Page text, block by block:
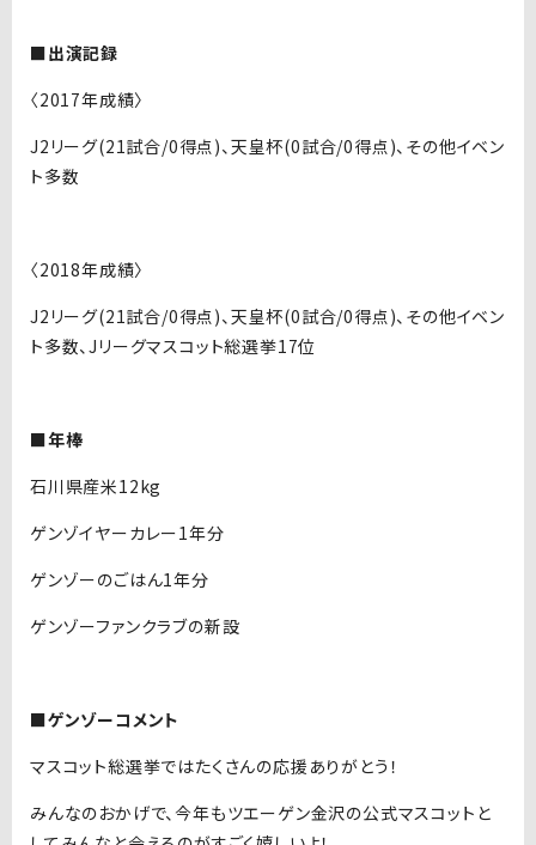
■出演記録
〈2017年成績〉
J2リーグ(21試合/0得点)、天皇杯(0試合/0得点)、その他イベン
ト多数
〈2018年成績〉
J2リーグ(21試合/0得点)、天皇杯(0試合/0得点)、その他イベン
ト多数、Jリーグマスコット総選挙17位
■年棒
石川県産米12kg
ゲンゾイヤーカレー1年分
ゲンゾーのごはん1年分
ゲンゾーファンクラブの新設
■ゲンゾーコメント
マスコット総選挙ではたくさんの応援ありがとう！
みんなのおかげで、今年もツエーゲン金沢の公式マスコットと